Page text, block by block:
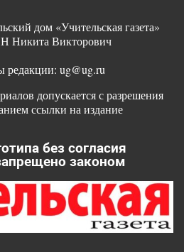
дом «Учительская газета»
Никита Викторович
редакции: ug@ug.ru
допускается с разрешения
ссылки на издание
без согласия
законом